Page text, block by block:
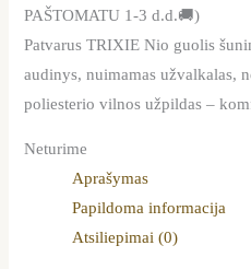
PAŠTOMATU 1-3 d.d.🚚)
Patvarus TRIXIE Nio guolis
audinys, nuimamas užvalkalas,
poliesterio vilnos užpildas –
Neturime
Aprašymas
Papildoma informacija
Atsiliepimai (0)